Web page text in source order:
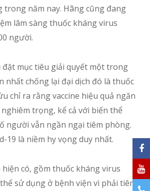
năm nay. Hãng cũng đang
lâm sàng thuốc kháng virus
người.
đặt mục tiêu giải quyết một trong
nhất chống lại đại dịch đó là thuốc
chỉ ra rằng vaccine hiệu quả ngăn
trọng, kể cả với biến thể
người vẫn ngần ngại tiêm phòng.
19 là niềm hy vọng duy nhất.
có, gồm thuốc kháng virus
sử dụng ở bệnh viện vì phải tiêm